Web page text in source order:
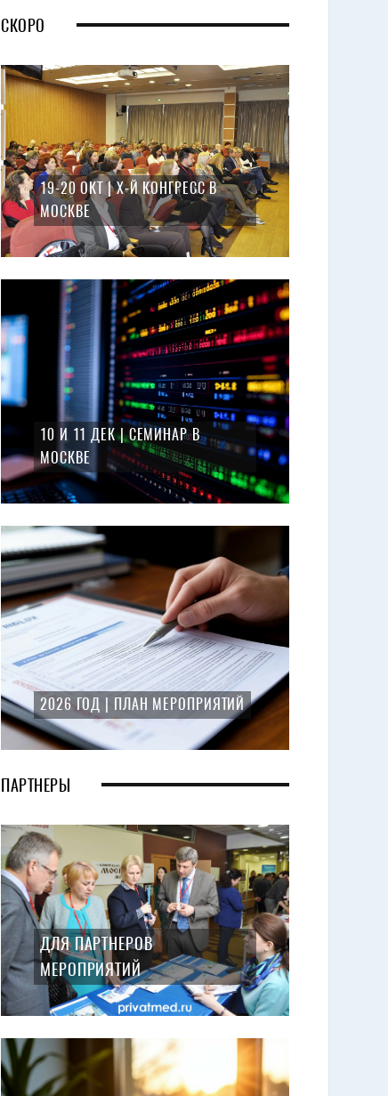
СКОРО
19-20 ОКТ | X-Й КОНГРЕСС В
МОСКВЕ
10 И 11 ДЕК | СЕМИНАР В
МОСКВЕ
2026 ГОД | ПЛАН МЕРОПРИЯТИЙ
ПАРТНЕРЫ
ДЛЯ ПАРТНЕРОВ
МЕРОПРИЯТИЙ